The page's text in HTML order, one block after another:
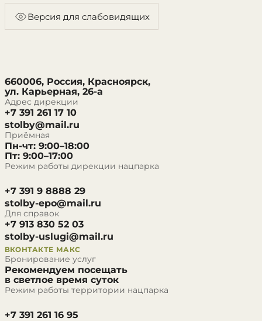
Версия для слабовидящих
660006, Россия, Красноярск,
ул. Карьерная, 26-а
Адрес дирекции
+7 391 261 17 10
stolby@mail.ru
Приёмная
Пн-чт: 9:00–18:00
Пт: 9:00–17:00
Режим работы дирекции нацпарка
+7 391 9 8888 29
stolby-epo@mail.ru
Для справок
+7 913 830 52 03
stolby-uslugi@mail.ru
ВКОНТАКТЕ МАКС
Бронирование услуг
Рекомендуем посещать
в светлое время суток
Режим работы территории нацпарка
+7 391 261 16 95